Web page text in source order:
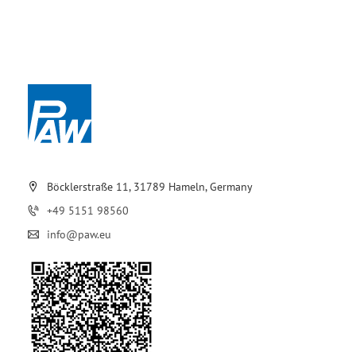
Böcklerstraße 11, 31789 Hameln, Germany
+49 5151 98560
info@paw.eu